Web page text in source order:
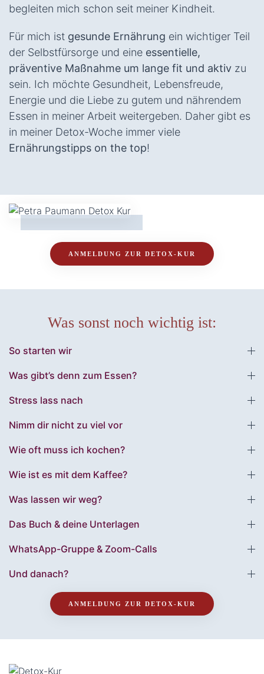
begleiten mich schon seit meiner Kindheit.
Für mich ist gesunde Ernährung ein wichtiger Teil
der Selbstfürsorge und eine essentielle,
präventive Maßnahme um lange fit und aktiv zu
sein. Ich möchte Gesundheit, Lebensfreude,
Energie und die Liebe zu gutem und nährendem
Essen in meiner Arbeit weitergeben. Daher gibt es
in meiner Detox-Woche immer viele
Ernährungstipps on the top!
ANMELDUNG ZUR DETOX-KUR
Was sonst noch wichtig ist:
So starten wir
Was gibt’s denn zum Essen?
Stress lass nach
Nimm dir nicht zu viel vor
Wie oft muss ich kochen?
Wie ist es mit dem Kaffee?
Was lassen wir weg?
Das Buch & deine Unterlagen
WhatsApp-Gruppe & Zoom-Calls
Und danach?
ANMELDUNG ZUR DETOX-KUR